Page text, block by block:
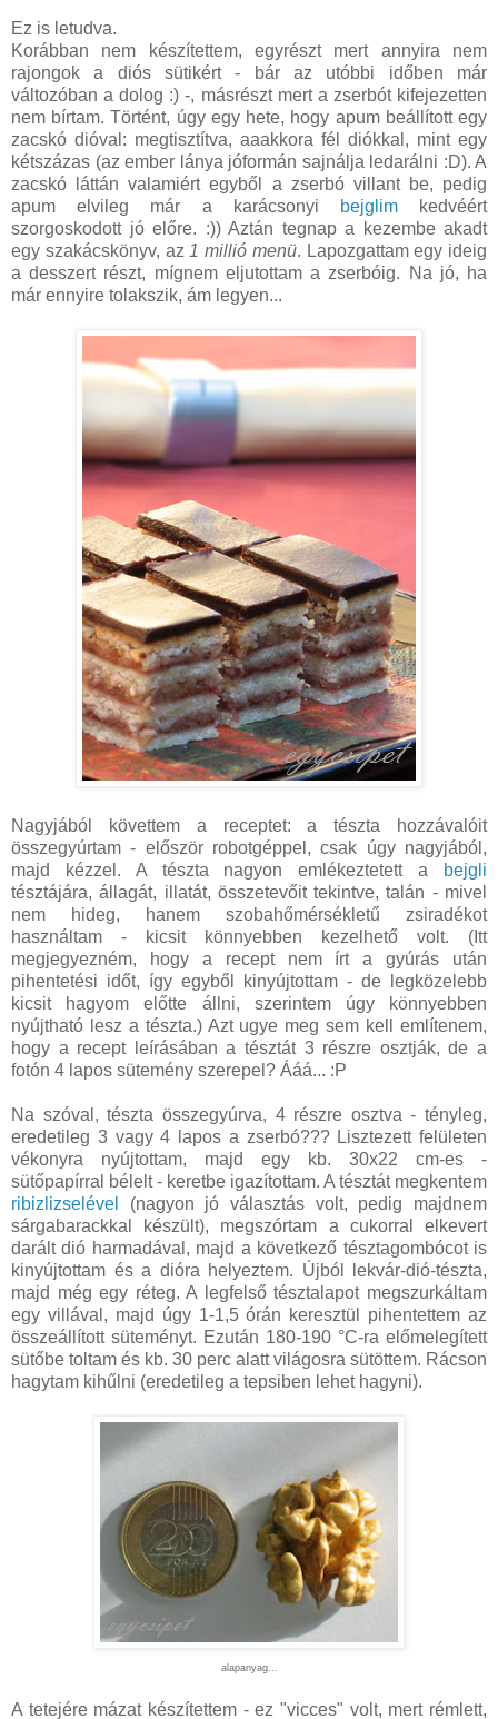
Ez is letudva.
Korábban nem készítettem, egyrészt mert annyira nem
rajongok a diós sütikért - bár az utóbbi időben már
változóban a dolog :) -, másrészt mert a zserbót kifejezetten
nem bírtam. Történt, úgy egy hete, hogy apum beállított egy
zacskó dióval: megtisztítva, aaakkora fél diókkal, mint egy
kétszázas (az ember lánya jóformán sajnálja ledarálni :D). A
zacskó láttán valamiért egyből a zserbó villant be, pedig
apum elvileg már a karácsonyi
bejglimkedvéért
szorgoskodott jó előre. :)) Aztán tegnap a kezembe akadt
egy szakácskönyv, az 1 millió menü. Lapozgattam egy ideig
a desszert részt, mígnem eljutottam a zserbóig. Na jó, ha
már ennyire tolakszik, ám legyen...
Nagyjából követtem a receptet: a tészta hozzávalóit
összegyúrtam - először robotgéppel, csak úgy nagyjából,
majd kézzel. A tészta nagyon emlékeztetett a
bejgli
tésztájára, állagát, illatát, összetevőit tekintve, talán - mivel
nem hideg, hanem szobahőmérsékletű zsiradékot
használtam - kicsit könnyebben kezelhető volt. (Itt
megjegyezném, hogy a recept nem írt a gyúrás után
pihentetési időt, így egyből kinyújtottam - de legközelebb
kicsit hagyom előtte állni, szerintem úgy könnyebben
nyújtható lesz a tészta.) Azt ugye meg sem kell említenem,
hogy a recept leírásában a tésztát 3 részre osztják, de a
fotón 4 lapos sütemény szerepel? Ááá... :P
Na szóval, tészta összegyúrva, 4 részre osztva - tényleg,
eredetileg 3 vagy 4 lapos a zserbó??? Lisztezett felületen
vékonyra nyújtottam, majd egy kb. 30x22 cm-es -
sütőpapírral bélelt - keretbe igazítottam. A tésztát megkentem
ribizlizselével
(nagyon jó választás volt, pedig majdnem
sárgabarackkal készült), megszórtam a cukorral elkevert
darált dió harmadával, majd a következő tésztagombócot is
kinyújtottam és a dióra helyeztem. Újból lekvár-dió-tészta,
majd még egy réteg. A legfelső tésztalapot megszurkáltam
egy villával, majd úgy 1-1,5 órán keresztül pihentettem az
összeállított süteményt. Ezután 180-190 °C-ra előmelegített
sütőbe toltam és kb. 30 perc alatt világosra sütöttem. Rácson
hagytam kihűlni (eredetileg a tepsiben lehet hagyni).
alapanyag...
A tetejére mázat készítettem - ez "vicces" volt, mert rémlett,